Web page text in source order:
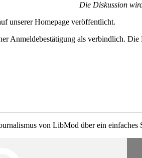
Die Dis­kus­sion
unserer Homepage veröffentlicht.
Anmel­de­be­stä­tigung als verbindlich.
von LibMod über ein einfaches